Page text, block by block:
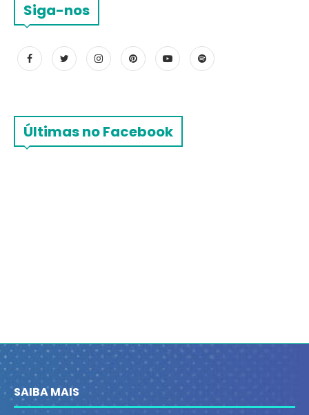
Siga-nos
Últimas no Facebook
SAIBA MAIS